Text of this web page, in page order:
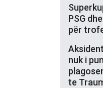
PSG
për
nuk i
te